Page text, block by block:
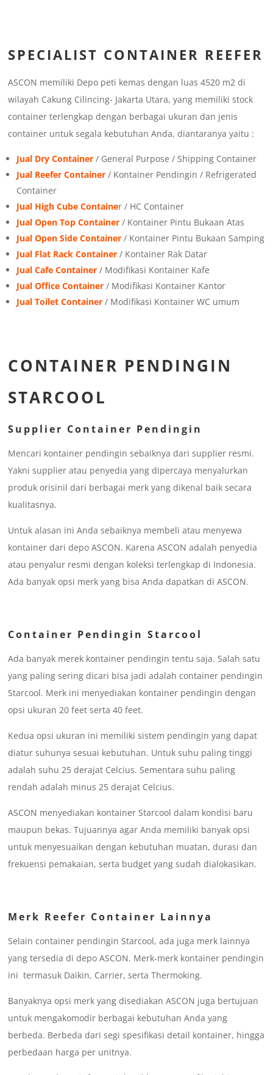
SPECIALIST CONTAINER REEFER
ASCON memiliki Depo peti kemas dengan luas 4520 m2 di
wilayah Cakung Cilincing- Jakarta Utara, yang memiliki stock
container terlengkap dengan berbagai ukuran dan jenis
container untuk segala kebutuhan Anda, diantaranya yaitu :
Jual Dry Container / General Purpose / Shipping Container
Jual Reefer Container / Kontainer Pendingin / Refrigerated
Container
Jual High Cube Container / HC Container
Jual Open Top Container / Kontainer Pintu Bukaan Atas
Jual Open Side Container / Kontainer Pintu Bukaan Samping
Jual Flat Rack Container / Kontainer Rak Datar
Jual Cafe Container / Modifikasi Kontainer Kafe
Jual Office Container / Modifikasi Kontainer Kantor
Jual Toilet Container / Modifikasi Kontainer WC umum
CONTAINER PENDINGIN
STARCOOL
Supplier Container Pendingin
Mencari kontainer pendingin sebaiknya dari supplier resmi.
Yakni supplier atau penyedia yang dipercaya menyalurkan
produk orisinil dari berbagai merk yang dikenal baik secara
kualitasnya.
Untuk alasan ini Anda sebaiknya membeli atau menyewa
kontainer dari depo ASCON. Karena ASCON adalah penyedia
atau penyalur resmi dengan koleksi terlengkap di Indonesia.
Ada banyak opsi merk yang bisa Anda dapatkan di ASCON.
Container Pendingin Starcool
Ada banyak merek kontainer pendingin tentu saja. Salah satu
yang paling sering dicari bisa jadi adalah container pendingin
Starcool. Merk ini menyediakan kontainer pendingin dengan
opsi ukuran 20 feet serta 40 feet.
Kedua opsi ukuran ini memiliki sistem pendingin yang dapat
diatur suhunya sesuai kebutuhan. Untuk suhu paling tinggi
adalah suhu 25 derajat Celcius. Sementara suhu paling
rendah adalah minus 25 derajat Celcius.
ASCON menyediakan kontainer Starcool dalam kondisi baru
maupun bekas. Tujuannya agar Anda memiliki banyak opsi
untuk menyesuaikan dengan kebutuhan muatan, durasi dan
frekuensi pemakaian, serta budget yang sudah dialokasikan.
Merk Reefer Container Lainnya
Selain container pendingin Starcool, ada juga merk lainnya
yang tersedia di depo ASCON. Merk-merk kontainer pendingin
ini termasuk Daikin, Carrier, serta Thermoking.
Banyaknya opsi merk yang disediakan ASCON juga bertujuan
untuk mengakomodir berbagai kebutuhan Anda yang
berbeda. Berbeda dari segi spesifikasi detail kontainer, hingga
perbedaan harga per unitnya.